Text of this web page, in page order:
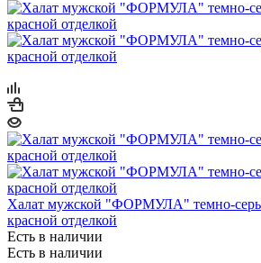
Халат мужской "ФОРМУЛА" темно-
красной отделкой
Есть в наличии
Есть в наличии